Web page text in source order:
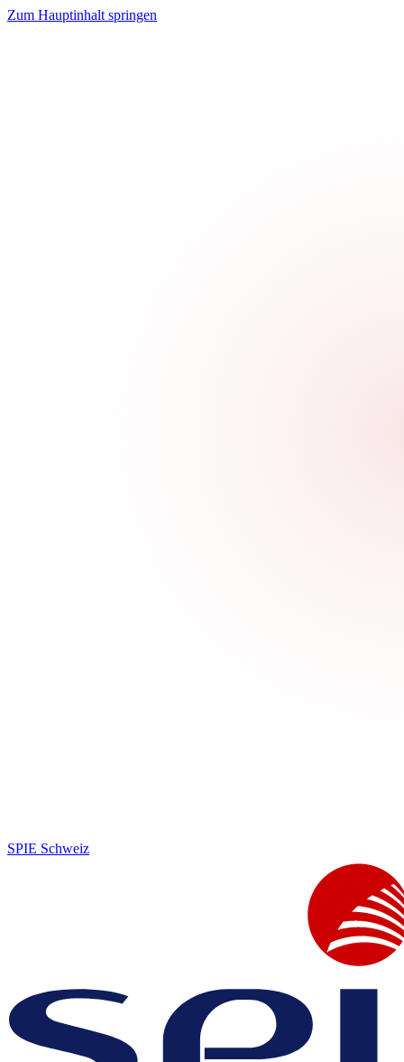
Zum Hauptinhalt springen
SPIE Schweiz